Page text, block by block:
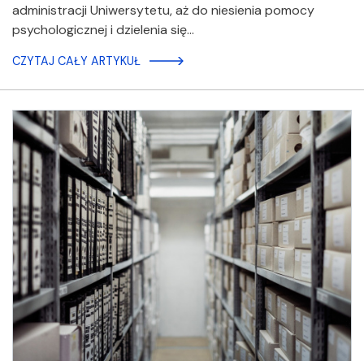
administracji Uniwersytetu, aż do niesienia pomocy
psychologicznej i dzielenia się…
CZYTAJ CAŁY ARTYKUŁ